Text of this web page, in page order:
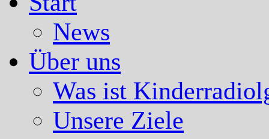
News
Über uns
Was ist
Unsere Ziele